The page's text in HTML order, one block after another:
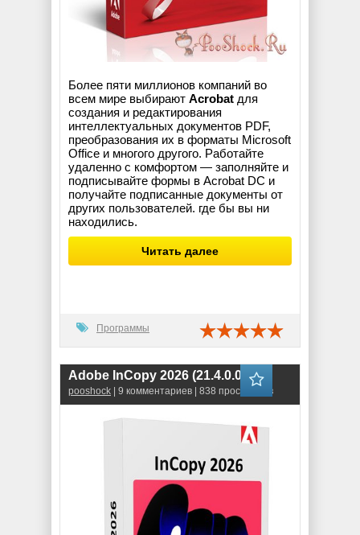
Более пяти миллионов компаний во
всем мире выбирают Acrobat для
создания и редактирования
интеллектуальных документов PDF,
преобразования их в форматы Microsoft
Office и многого другого. Работайте
удаленно с комфортом — заполняйте и
подписывайте формы в Acrobat DC и
получайте подписанные документы от
других пользователей. где бы вы ни
находились.
Читать далее
Программы
Adobe InCopy 2026 (21.4.0.074)
pooshock | 9 комментариев | 838 просмотров